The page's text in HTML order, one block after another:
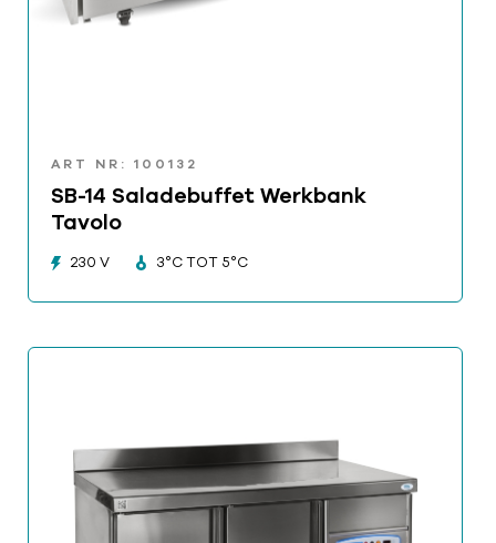
ART NR: 100132
SB-14 Saladebuffet Werkbank
Tavolo
230 V 3°C TOT 5°C